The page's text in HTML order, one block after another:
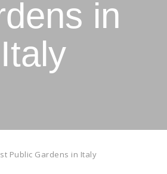
in
Italy